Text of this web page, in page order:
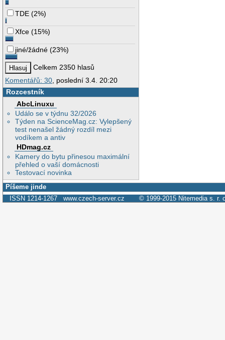
TDE (2%)
Xfce (15%)
jiné/žádné (23%)
Celkem 2350 hlasů
Komentářů: 30 , poslední 3.4. 20:20
Rozcestník
AbcLinuxu
Událo se v týdnu 32/2026
Týden na ScienceMag.cz: Vylepšený
test nenašel žádný rozdíl mezi
vodíkem a antiv
HDmag.cz
Kamery do bytu přinesou maximální
přehled o vaší domácnosti
Testovací novinka
Píšeme jinde
ISSN 1214-1267 www.czech-server.cz © 1999-2015 Nitemedia s. r.